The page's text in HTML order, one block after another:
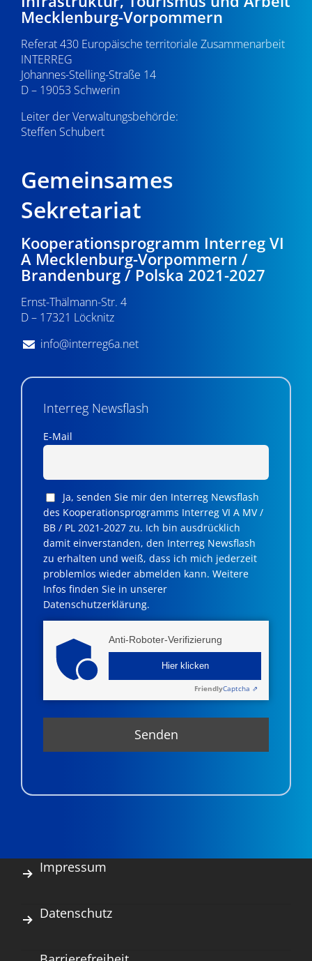
Mecklenburg-Vorpommern
Referat 430 Europäische territoriale Zusammenarbeit
INTERREG
Johannes-Stelling-Straße 14
D – 19053 Schwerin
Leiter der Verwaltungsbehörde:
Steffen Schubert
Gemeinsames
Sekretariat
Kooperationsprogramm Interreg VI
A Mecklenburg-Vorpommern /
Brandenburg / Polska 2021-2027
Ernst-Thälmann-Str. 4
D – 17321 Löcknitz
info@interreg6a.net
Interreg Newsflash
E-Mail
Ja, senden Sie mir den Interreg Newsflash
des Kooperationsprogramms Interreg VI A MV /
BB / PL 2021-2027 zu. Ich bin ausdrücklich
damit einverstanden, den Interreg Newsflash
zu erhalten und weiß, dass ich mich jederzeit
problemlos wieder abmelden kann. Weitere
Infos finden Sie in unserer
Datenschutzerklärung.
Anti-Roboter-Verifizierung
Hier klicken
FriendlyCaptcha ⇗
Impressum
Datenschutz